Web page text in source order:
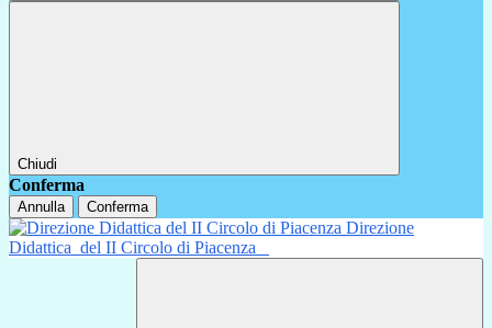
Chiudi
Conferma
Annulla Conferma
Direzione
Didattica del II Circolo di Piacenza